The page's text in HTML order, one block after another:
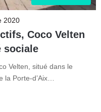
2020
Coco Velten
sociale
Velten, situé dans le
Porte-d’Aix…